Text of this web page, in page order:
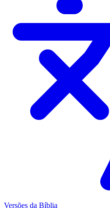
Versões da Bíblia